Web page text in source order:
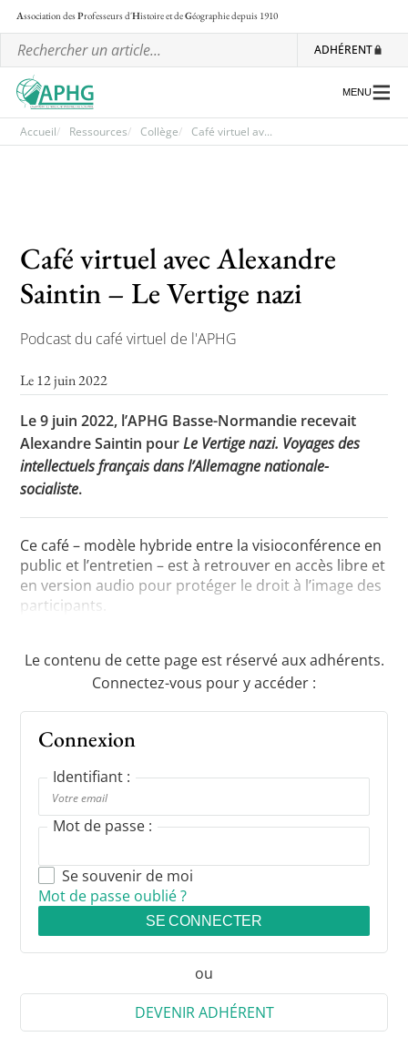
Association desProfesseurs d'Histoire et deGéographiedepuis 1910
ADHÉRENT
Les ateliers nationaux
Communiqués et motions
Toutes les actualités
Les rendez-vous de l’APHG
Concours de recrutement
Concours scolaires
Critique d’ouvrages publiés
Culture
MENU
Accueil Ressources Collège Café virtuel av...
Café virtuel avec Alexandre
Saintin – Le Vertige nazi
Podcast du café virtuel de l'APHG
Le 12 juin 2022
Le 9 juin 2022, l’APHG Basse-Normandie recevait
Alexandre Saintin pourLe Vertige nazi. Voyages des
intellectuels français dans l’Allemagne nationale-
socialiste.
Ce café – modèle hybride entre la visioconférence en
public et l’entretien – est à retrouver en accès libre et
en version audio pour protéger le droit à l’image des
participants.
Le contenu de cette page est réservé aux adhérents.
Connectez-vous pour y accéder :
Connexion
Identifiant :
Mot de passe :
Se souvenir de moi
Mot de passe oublié ?
SE CONNECTER
ou
DEVENIR ADHÉRENT